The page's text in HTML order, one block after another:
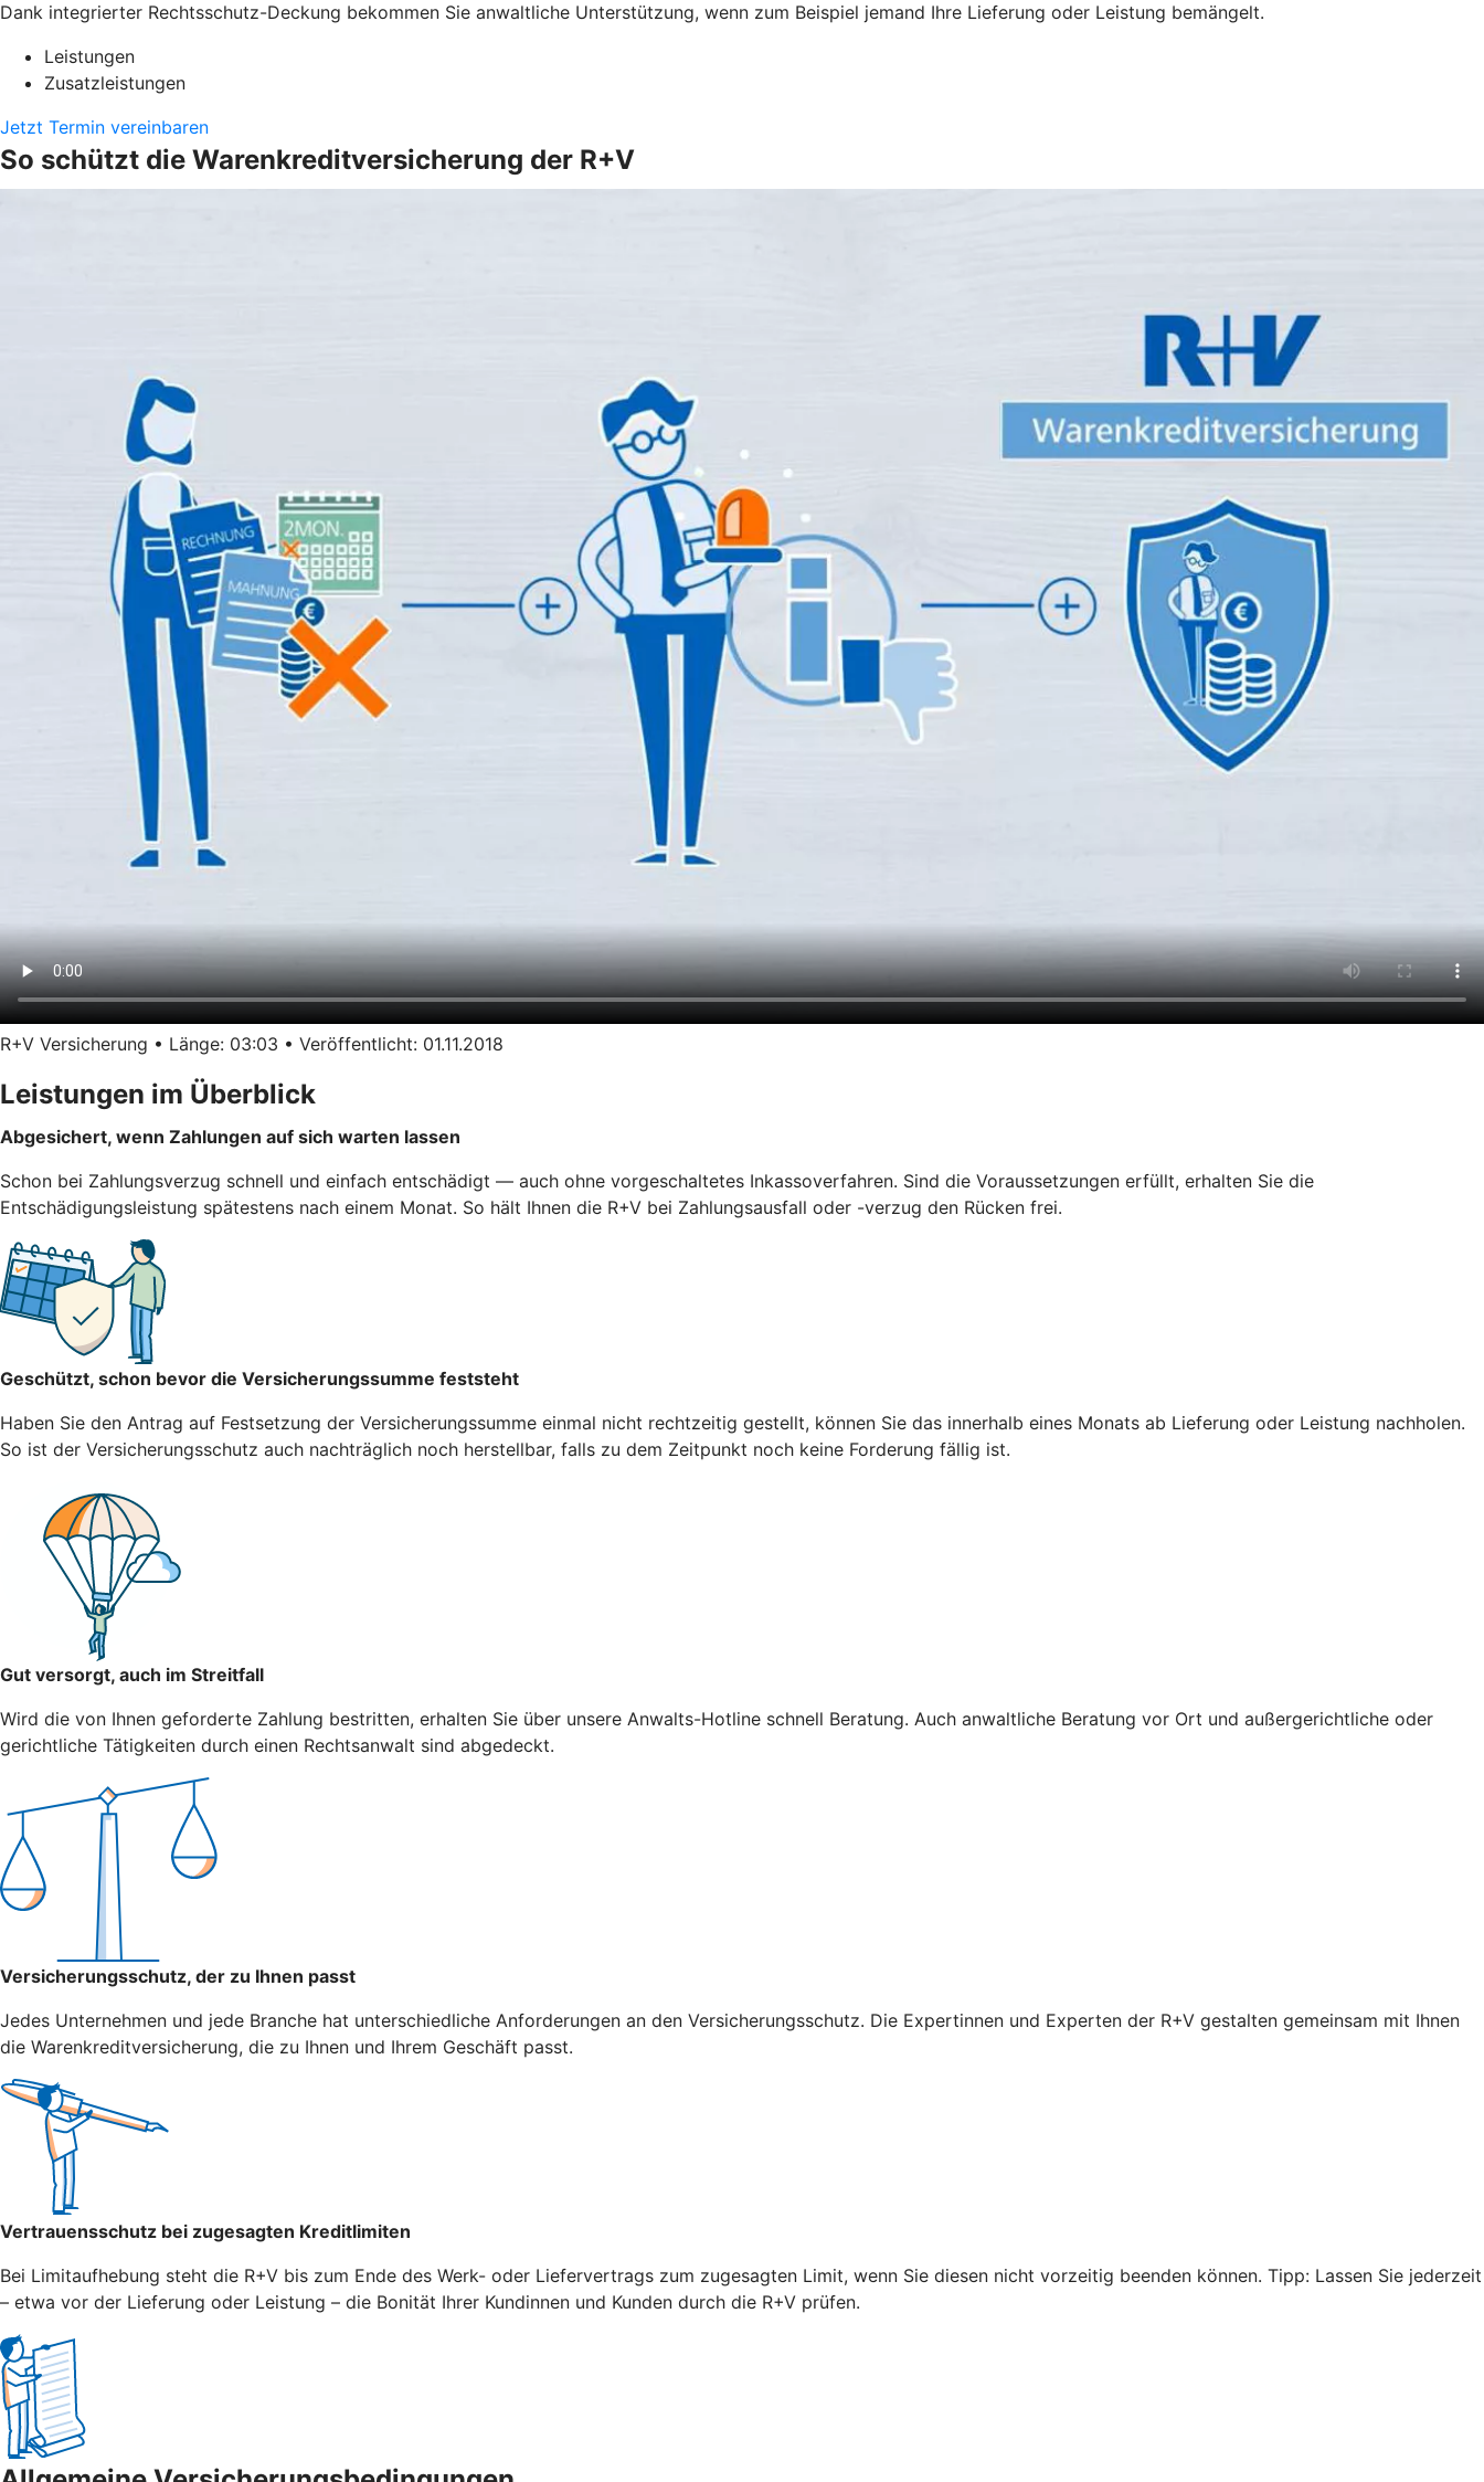
Dank integrierter Rechtsschutz-Deckung bekommen Sie anwaltliche Unterstützung, wenn zum Beispiel jemand Ihre Lieferung oder Leistung bemängelt.
Leistungen
Zusatzleistungen
Jetzt Termin vereinbaren
So schützt die Warenkreditversicherung der R+V
R+V Versicherung • Länge: 03:03 • Veröffentlicht: 01.11.2018
Leistungen im Überblick
Abgesichert, wenn Zahlungen auf sich warten lassen
Schon bei Zahlungsverzug schnell und einfach entschädigt — auch ohne vorgeschaltetes Inkassoverfahren. Sind die Voraussetzungen erfüllt, erhalten Sie die
Entschädigungsleistung spätestens nach einem Monat. So hält Ihnen die R+V bei Zahlungsausfall oder -verzug den Rücken frei.
Geschützt, schon bevor die Versicherungssumme feststeht
Haben Sie den Antrag auf Festsetzung der Versicherungssumme einmal nicht rechtzeitig gestellt, können Sie das innerhalb eines Monats ab Lieferung oder Leistung nachholen.
So ist der Versicherungsschutz auch nachträglich noch herstellbar, falls zu dem Zeitpunkt noch keine Forderung fällig ist.
Gut versorgt, auch im Streitfall
Wird die von Ihnen geforderte Zahlung bestritten, erhalten Sie über unsere Anwalts-Hotline schnell Beratung. Auch anwaltliche Beratung vor Ort und außergerichtliche oder
gerichtliche Tätigkeiten durch einen Rechtsanwalt sind abgedeckt.
Versicherungsschutz, der zu Ihnen passt
Jedes Unternehmen und jede Branche hat unterschiedliche Anforderungen an den Versicherungsschutz. Die Expertinnen und Experten der R+V gestalten gemeinsam mit Ihnen
die Warenkreditversicherung, die zu Ihnen und Ihrem Geschäft passt.
Vertrauensschutz bei zugesagten Kreditlimiten
Bei Limitaufhebung steht die R+V bis zum Ende des Werk- oder Liefervertrags zum zugesagten Limit, wenn Sie diesen nicht vorzeitig beenden können. Tipp: Lassen Sie jederzeit
– etwa vor der Lieferung oder Leistung – die Bonität Ihrer Kundinnen und Kunden durch die R+V prüfen.